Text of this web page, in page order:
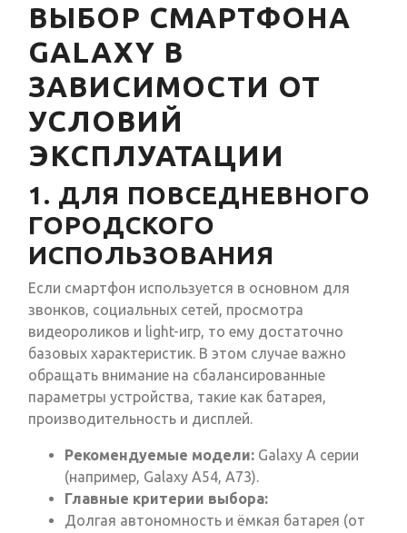
ВЫБОР СМАРТФОНА
GALAXY В
ЗАВИСИМОСТИ ОТ
УСЛОВИЙ
ЭКСПЛУАТАЦИИ
1. ДЛЯ ПОВСЕДНЕВНОГО
ГОРОДСКОГО
ИСПОЛЬЗОВАНИЯ
Если смартфон используется в основном для
звонков, социальных сетей, просмотра
видеороликов и light-игр, то ему достаточно
базовых характеристик. В этом случае важно
обращать внимание на сбалансированные
параметры устройства, такие как батарея,
производительность и дисплей.
Рекомендуемые модели: Galaxy A серии
(например, Galaxy A54, A73).
Главные критерии выбора:
Долгая автономность и ёмкая батарея (от